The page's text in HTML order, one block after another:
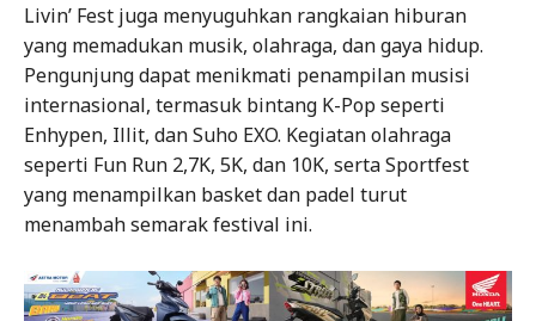
Livin’ Fest juga menyuguhkan rangkaian hiburan
yang memadukan musik, olahraga, dan gaya hidup.
Pengunjung dapat menikmati penampilan musisi
internasional, termasuk bintang K-Pop seperti
Enhypen, Illit, dan Suho EXO. Kegiatan olahraga
seperti Fun Run 2,7K, 5K, dan 10K, serta Sportfest
yang menampilkan basket dan padel turut
menambah semarak festival ini.